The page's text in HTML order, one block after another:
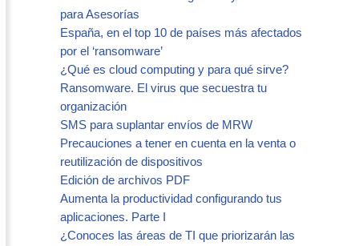
para Asesorías
España, en el top 10 de países más afectados
por el ‘ransomware’
¿Qué es cloud computing y para qué sirve?
Ransomware. El virus que secuestra tu
organización
SMS para suplantar envíos de MRW
Precauciones a tener en cuenta en la venta o
reutilización de dispositivos
Edición de archivos PDF
Aumenta la productividad configurando tus
aplicaciones. Parte I
¿Conoces las áreas de TI que priorizarán las